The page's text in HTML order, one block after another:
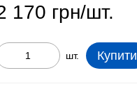
170 грн/шт.
шт. Купити